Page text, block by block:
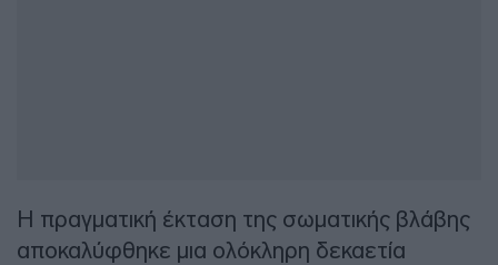
Η πραγματική έκταση της σωματικής βλάβης
αποκαλύφθηκε μια ολόκληρη δεκαετία